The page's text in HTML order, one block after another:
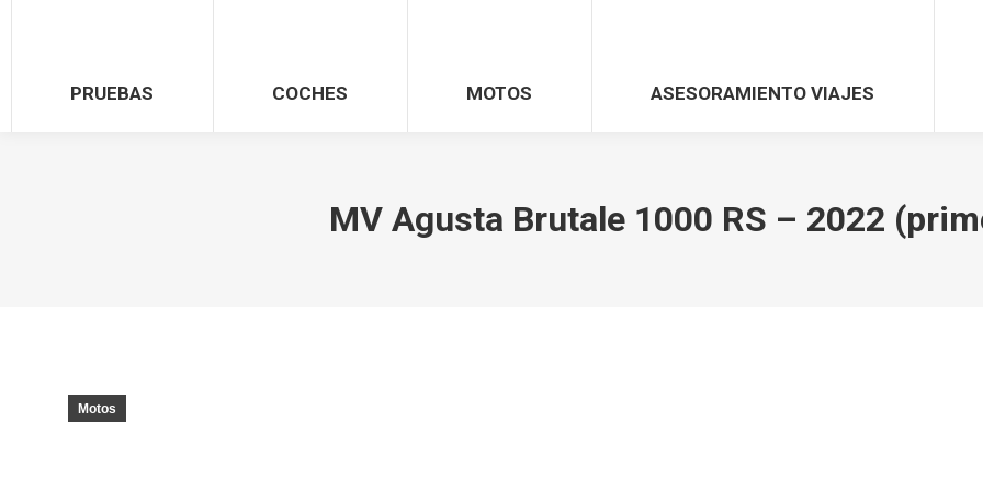
PRUEBAS COCHES MOTOS ASESORAMIENTO VIAJES
MV Agusta Brutale 1000 RS – 2022
Motos